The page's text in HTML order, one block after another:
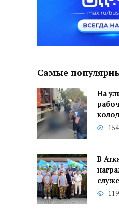
Самые
На
В